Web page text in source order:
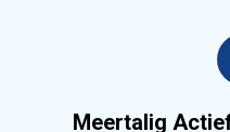
Meertalig